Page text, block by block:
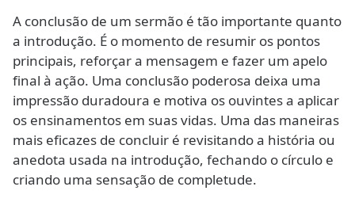
A conclusão de um sermão é tão importante quanto
a introdução. É o momento de resumir os pontos
principais, reforçar a mensagem e fazer um apelo
final à ação. Uma conclusão poderosa deixa uma
impressão duradoura e motiva os ouvintes a aplicar
os ensinamentos em suas vidas. Uma das maneiras
mais eficazes de concluir é revisitando a história ou
anedota usada na introdução, fechando o círculo e
criando uma sensação de completude.